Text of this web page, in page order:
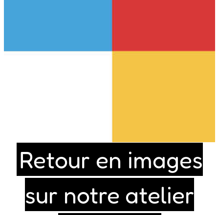
Retour en images
sur notre atelier